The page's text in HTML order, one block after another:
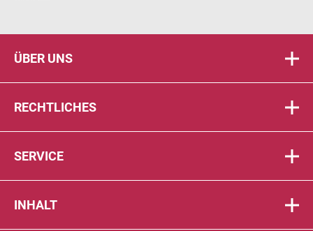
ÜBER UNS
RECHTLICHES
SERVICE
INHALT